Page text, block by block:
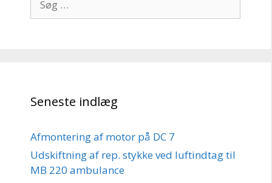
efter:
Seneste indlæg
Afmontering af motor på DC 7
Udskiftning af rep. stykke ved luftindtag til
MB 220 ambulance